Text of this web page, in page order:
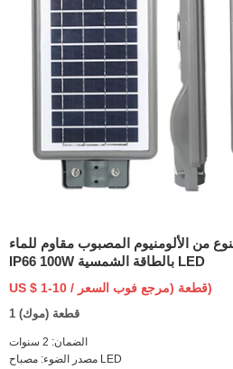
من الألومنيوم المصبوب مقاوم للماء
IP66 100W بالطاقة الشمسية LED
US $ 1-10 / قطعة (مرجع فوب السعر)
1 قطعة (موك)
الضمان: 2 سنوات
مصدر الضوء: مصباح LED